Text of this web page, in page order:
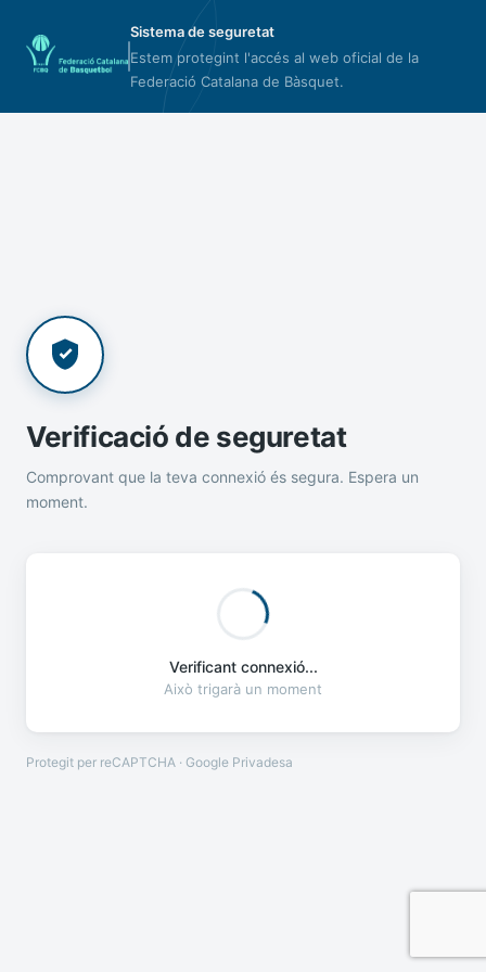
Sistema de seguretat
Estem protegint l'accés al web oficial de la
Federació Catalana de Bàsquet.
Verificació de seguretat
Comprovant que la teva connexió és segura. Espera un
moment.
Verificant connexió...
Això trigarà un moment
Protegit per reCAPTCHA · Google Privadesa